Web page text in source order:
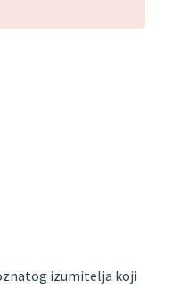
izumitelja koji